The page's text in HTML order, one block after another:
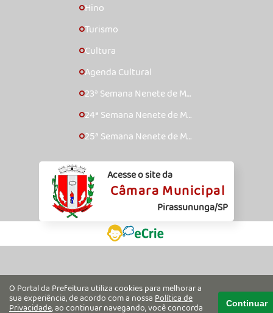
🞇Hino
🞇Turismo
🞇Cultura
🞇Agenda Cultural
🞇23ª Semana Nenete de Mú
🞇24ª Semana Nenete de Mú
🞇25ª Semana Nenete de Mú
Acesse o site da
Câmara Municipal
Pirassununga/SP
O Portal da Prefeitura utiliza cookies para melhorar a
sua experiência, de acordo com a nossaPolítica de
Privacidade, ao continuar navegando, você concorda Continuar